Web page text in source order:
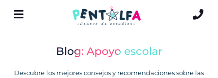
Blog: Apoyo escolar
Descubre los mejores consejos y recomendaciones sobre las